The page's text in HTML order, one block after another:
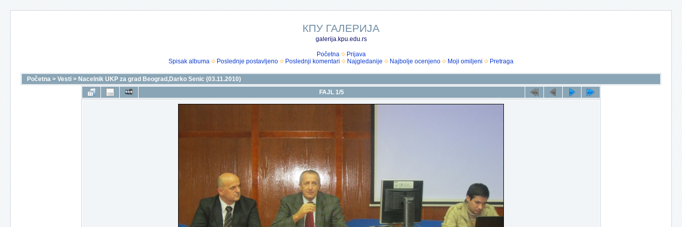
КПУ ГАЛЕРИЈА
galerija.kpu.edu.rs
Početna
Prijava
Spisak albuma
Poslednje postavljeno Poslednji komentari Najgledanije Najbolje ocenjeno Moji omiljeni Pretraga
Početna > Vesti > Nacelnik UKP za grad Beograd,Darko Senic (03.11.2010)
FAJL 1/5